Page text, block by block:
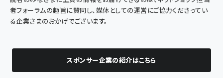
者フォーラムの趣旨に賛同し、媒体としての運営にご協力くださってい
る企業さまのおかげでございます。
スポンサー企業の紹介はこちら